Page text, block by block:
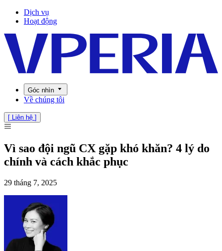
Dịch vụ
Hoạt động
Góc nhìn
Về chúng tôi
[ Liên hệ ]
Vì sao đội ngũ CX gặp khó khăn? 4 lý do
chính và cách khắc phục
29 tháng 7, 2025